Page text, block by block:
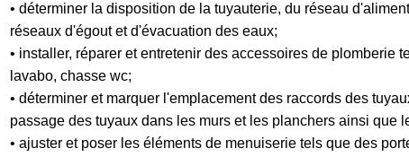
• déterminer la disposition de la tuyauterie, du réseau
réseaux d'égout et d'évacuation des eaux;
• installer, réparer et entretenir des accessoires de plomberie
lavabo, chasse wc;
• déterminer et marquer l'emplacement des raccords des
passage des tuyaux dans les murs et les planchers ainsi que
• ajuster et poser les éléments de menuiserie tels que des